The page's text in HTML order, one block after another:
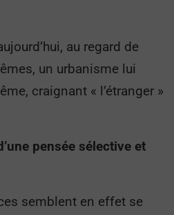
au regard de
un urbanisme lui
craignant « l’étranger »
pensée sélective et
semblent en effet se